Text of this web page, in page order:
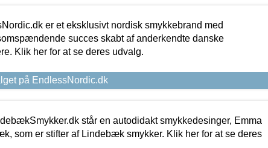
er et eksklusivt nordisk smykkebrand med
succes skabt af anderkendte danske
Klik her for at se deres udvalg.
på EndlessNordic.dk
står en autodidakt smykkedesinger, Emma
som er stifter af Lindebæk smykker. Klik her for at se deres